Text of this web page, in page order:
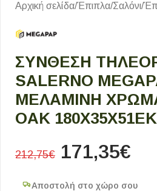
Αρχική σελίδα/Έπιπλα/Σαλόνι/
ΣΎΝΘΕΣΗ
SALERNO
ΜΕΛΑΜΊΝΗ
OAK
212,75€ 171,35€
Αποστολή στο χώρο σου